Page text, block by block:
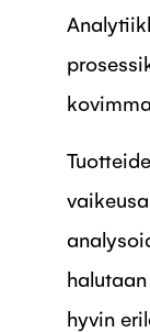
hyvin